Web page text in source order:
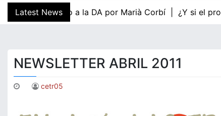
Latest News
respecto a la DA por Marià Corbí |¿Y si el
NEWSLETTER ABRIL 2011
cetr05